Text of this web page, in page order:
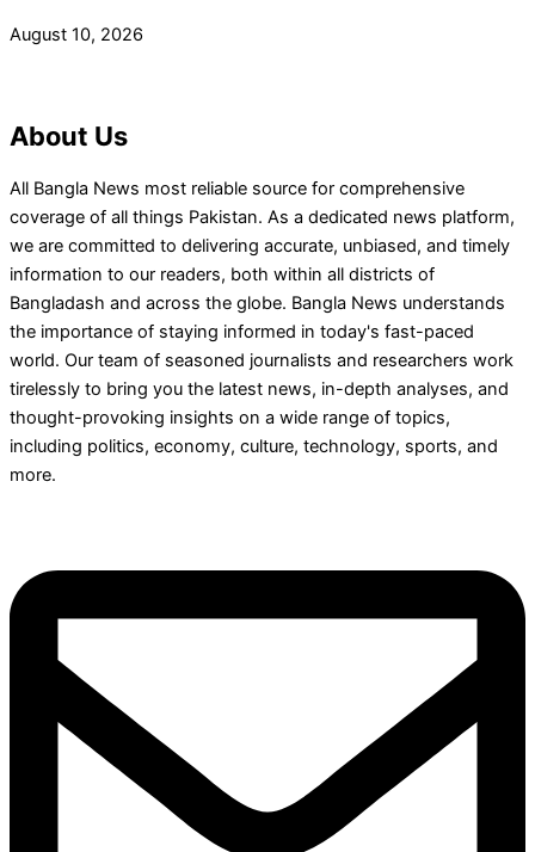
August 10, 2026
About Us
All Bangla News most reliable source for comprehensive
coverage of all things Pakistan. As a dedicated news platform,
we are committed to delivering accurate, unbiased, and timely
information to our readers, both within all districts of
Bangladash and across the globe. Bangla News understands
the importance of staying informed in today's fast-paced
world. Our team of seasoned journalists and researchers work
tirelessly to bring you the latest news, in-depth analyses, and
thought-provoking insights on a wide range of topics,
including politics, economy, culture, technology, sports, and
more.